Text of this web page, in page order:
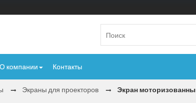
О компании Контакты
Экраны для проекторов
Экран